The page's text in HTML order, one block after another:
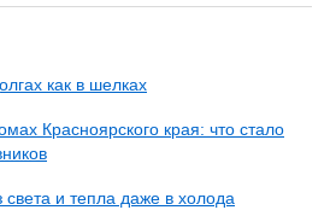
как в шелках
Красноярского края: что стало
и тепла даже в холода